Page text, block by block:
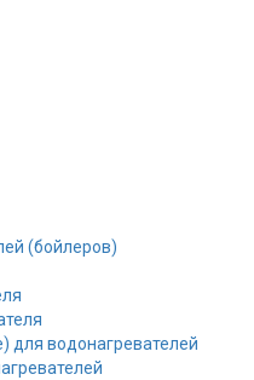
(бойлеров)
для водонагревателей